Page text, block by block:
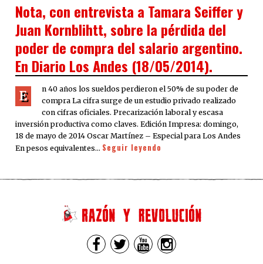
Nota, con entrevista a Tamara Seiffer y
Juan Kornblihtt, sobre la pérdida del
poder de compra del salario argentino.
En Diario Los Andes (18/05/2014).
E
n 40 años los sueldos perdieron el 50% de su poder de
compra La cifra surge de un estudio privado realizado
con cifras oficiales. Precarización laboral y escasa
inversión productiva como claves. Edición Impresa: domingo,
18 de mayo de 2014 Oscar Martínez – Especial para Los Andes
En pesos equivalentes… Seguir leyendo